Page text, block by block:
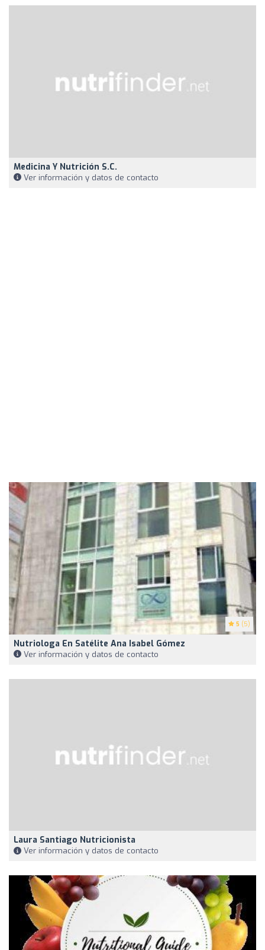
Medicina Y Nutrición S.C.
Ver información y datos de contacto
5 (5)
Nutriologa En Satélite Ana Isabel Gómez
Ver información y datos de contacto
Laura Santiago Nutricionista
Ver información y datos de contacto